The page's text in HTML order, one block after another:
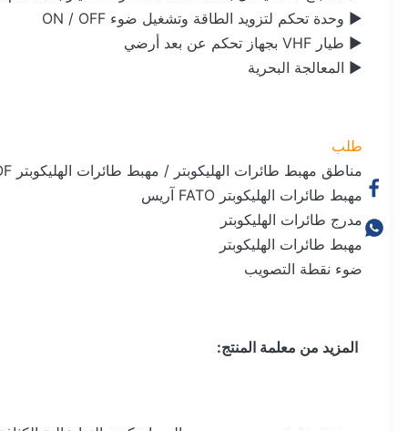
► وحدة تحكم لتزويد الطاقة وتشغيل ضوء ON / OFF
► طيار VHF بجهاز تحكم عن بعد أرضي
► المعالجة البحرية
طلب
مناطق مهبط طائرات الهليكوبتر / مهبط طائرات الهليكوبتر TLOF
مهبط طائرات الهليكوبتر FATO آريس
مدرج طائرات الهليكوبتر
مهبط طائرات الهليكوبتر
ضوء نقطة التصويب
المزيد من معلمة المنتج: